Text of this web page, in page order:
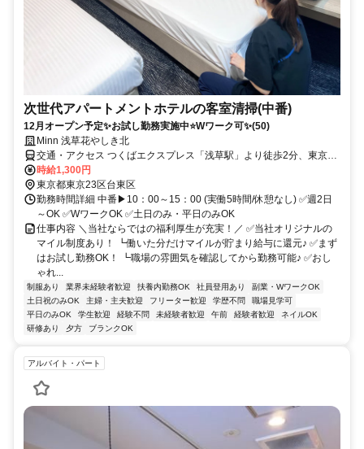
次世代アパートメントホテルの客室清掃(中番)
12月オープン予定✨お試し勤務実施中⭐Wワーク可✨(50)
Minn 浅草花やしき北
交通・アクセス つくばエクスプレス「浅草駅」より徒歩2分、東京メ
トロ銀座線「浅草駅」より徒歩10分、「田原町駅」より徒歩8分
時給1,300円
東京都東京23区台東区
勤務時間詳細 中番▶10：00～15：00 (実働5時間/休憩なし) ✅週2日
～OK ✅WワークOK ✅土日のみ・平日のみOK
仕事内容 ＼当社ならではの福利厚生が充実！／ ✅当社オリジナルの
マイル制度あり！ ┗働いた分だけマイルが貯まり給与に還元♪ ✅まず
はお試し勤務OK！ ┗職場の雰囲気を確認してから勤務可能♪ ✅おし
ゃれ...
制服あり 業界未経験者歓迎 扶養内勤務OK 社員登用あり
副業・WワークOK
土日祝のみOK
主婦・主夫歓迎 フリーター歓迎 学歴不問
職場見学可
平日のみOK
学生歓迎 経験不問 未経験者歓迎 午前 経験者歓迎
ネイルOK
研修あり
夕方 ブランクOK
アルバイト・パート